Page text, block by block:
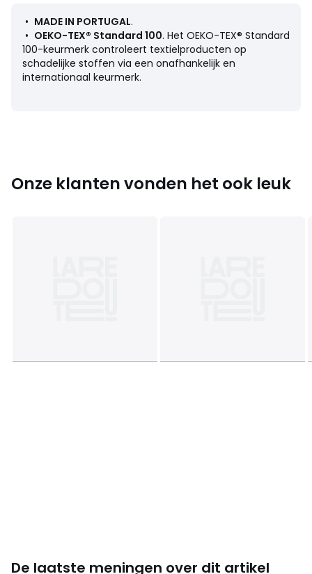
Afmetingen
• 70 x 140 cm
Lichtgeel
• MADE IN PORTUGAL.
• OEKO-TEX® Standard 100. Het OEKO-TEX® Standard
100-keurmerk controleert textielproducten op
schadelijke stoffen via een onafhankelijk en
internationaal keurmerk.
Onze klanten vonden het ook leuk
De laatste meningen over dit artikel